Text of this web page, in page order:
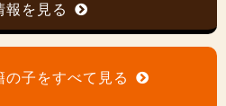
報を見る
の子をすべて見る